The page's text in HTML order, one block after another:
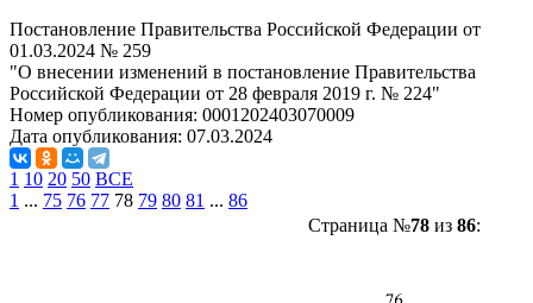
Постановление Правительства Российской Федерации от
01.03.2024 № 259
"О внесении изменений в постановление Правительства
Российской Федерации от 28 февраля 2019 г. № 224"
Номер опубликования: 0001202403070009
Дата опубликования: 07.03.2024
1 10 20 50 ВСЕ
1 ... 75 76 77 78 79 80 81 ... 86
Страница №78из 86: